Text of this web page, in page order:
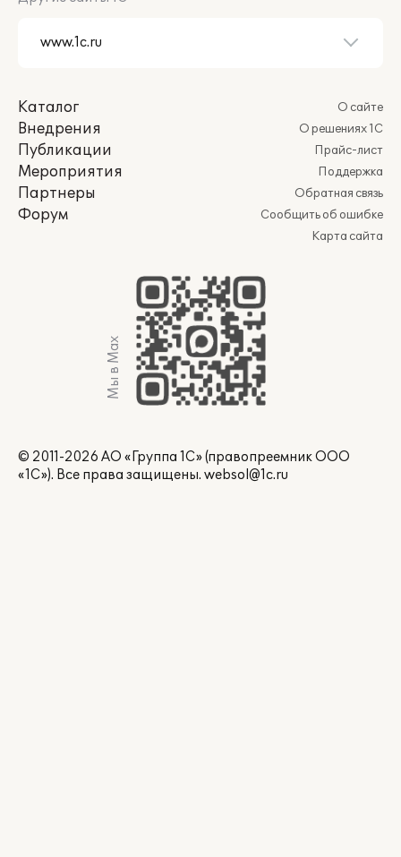
Каталог
Внедрения
Публикации
Мероприятия
Партнеры
Форум
О сайте
О решениях 1С
Прайс-лист
Поддержка
Обратная связь
Сообщить об ошибке
Карта сайта
Мы в Max
© 2011-2026 АО «Группа 1С» (правопреемник ООО
«1С»). Все права защищены. websol@1c.ru